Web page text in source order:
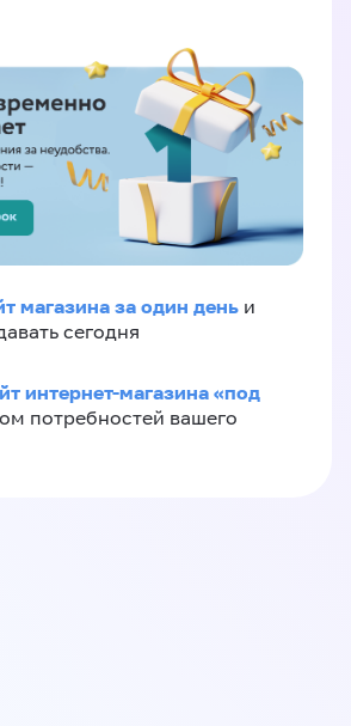
магазина за один день и
сегодня
интернет-магазина «под
потребностей вашего